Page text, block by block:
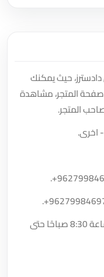
حيث يمكنك
صفحة المتجر، مشاهدة
المتجر.
اخرى.
.
.
أوقات العمل: جميع أيام الأسبوع من الساعة 8:30 صباحًا حتى